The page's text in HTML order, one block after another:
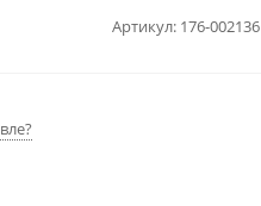
Артикул: 176-002136